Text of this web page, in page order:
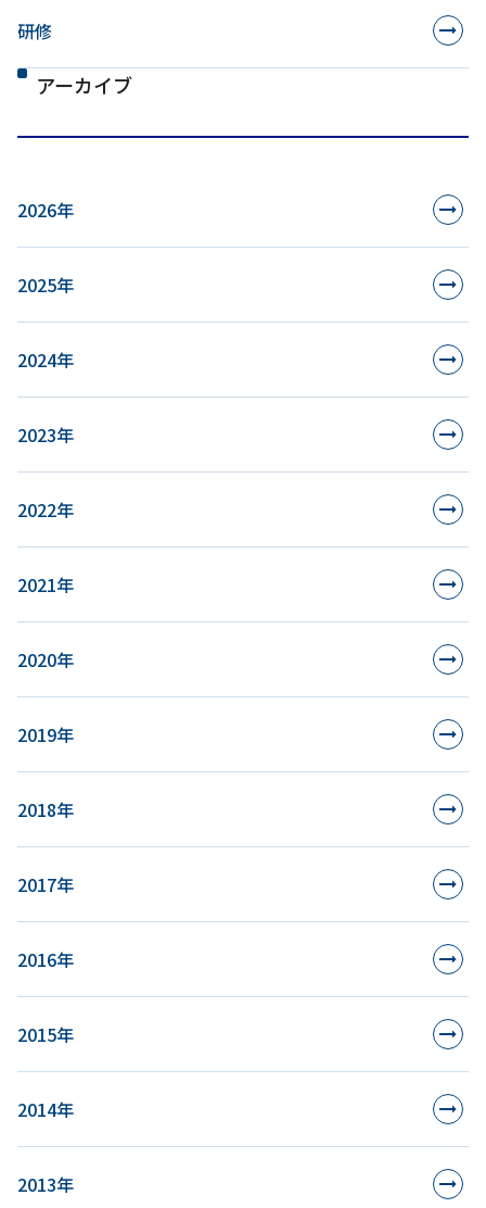
研修
アーカイブ
2026年
2025年
2024年
2023年
2022年
2021年
2020年
2019年
2018年
2017年
2016年
2015年
2014年
2013年